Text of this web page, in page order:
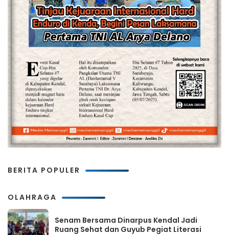
BERITA POPULER
OLAHRAGA
Senam Bersama Dinarpus Kendal Jadi
Ruang Sehat dan Guyub Pegiat Literasi